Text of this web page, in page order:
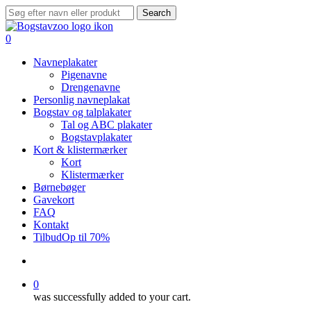
Skip
to
main
Search
Close
Search
search
0
Navneplakater
Pigenavne
Drengenavne
Personlig navneplakat
Bogstav og talplakater
Tal og ABC plakater
Bogstavplakater
Kort & klistermærker
Kort
Klistermærker
Børnebøger
Gavekort
FAQ
Kontakt
TilbudOp til 70%
0
was successfully added to your cart.